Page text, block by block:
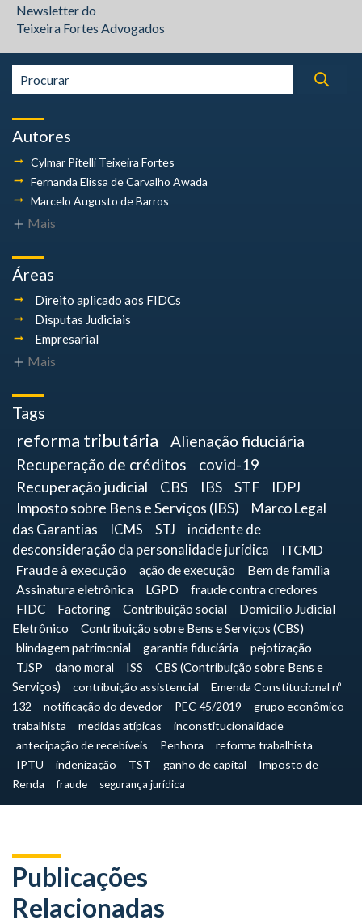
Newsletter do
Teixeira Fortes Advogados
Autores
Cylmar Pitelli Teixeira Fortes
Fernanda Elissa de Carvalho Awada
Marcelo Augusto de Barros
Mais
Áreas
Direito aplicado aos FIDCs
Disputas Judiciais
Empresarial
Mais
Tags
reforma tributária
Alienação fiduciária
Recuperação de créditos
covid-19
Recuperação judicial CBS IBS STF
IDPJ
Imposto sobre Bens e Serviços (IBS)
Marco Legal
das Garantias
ICMS STJ
incidente de
desconsideração da personalidade jurídica
ITCMD
Fraude à execução
ação de execução
Bem de família
Assinatura eletrônica
LGPD fraude contra credores
FIDC Factoring Contribuição social
Domicílio Judicial
Eletrônico
Contribuição sobre Bens e Serviços (CBS)
blindagem patrimonial
garantia fiduciária
pejotização
TJSP
dano moral ISS
CBS (Contribuição sobre Bens e
Serviços)
contribuição assistencial
Emenda Constitucional nº
132
notificação do devedor PEC 45/2019
grupo econômico
trabalhista
medidas atípicas
inconstitucionalidade
antecipação de recebíveis
Penhora
reforma trabalhista
IPTU
indenização TST ganho de capital
Imposto de
Renda
fraude segurança jurídica
Publicações
Relacionadas